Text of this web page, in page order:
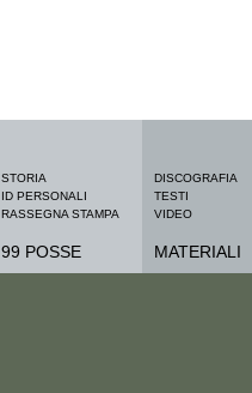
STORIA
ID PERSONALI
RASSEGNA STAMPA
99 POSSE
DISCOGRAFIA
TESTI
VIDEO
MATERIALI